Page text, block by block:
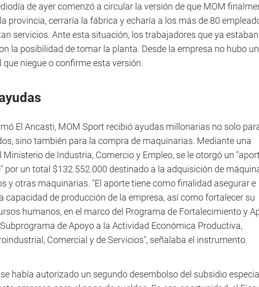
de ayer comenzó a circular la versión de que MOM
provincia, cerraría la fábrica y echaría a los más de 80
servicios. Ante esta situación, los trabajadores que ya
la posibilidad de tomar la planta. Desde la empresa no hubo
niegue o confirme esta versión.
El Ancasti, MOM Sport recibió ayudas millonarias no solo
sino también para la compra de maquinarias. Mediante una
Ministerio de Industria, Comercio y Empleo, se le otorgó un
por un total $132.552.000 destinado a la adquisición de
y otras maquinarias. "El aporte tiene como finalidad asegurar e
capacidad de producción de la empresa, así como fortalecer su
humanos, en el marco del Programa de Fortalecimiento y
de Apoyo a la Actividad Económica Productiva,
Comercial y de Servicios", señalaba el instrumento.
había autorizado un segundo desembolso del subsidio